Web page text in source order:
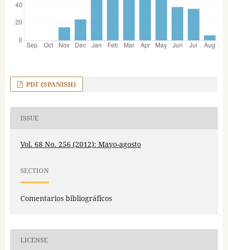
PDF (SPANISH)
ISSUE
Vol. 68 No. 256 (2012): Mayo-agosto
SECTION
Comentarios bibliográficos
LICENSE